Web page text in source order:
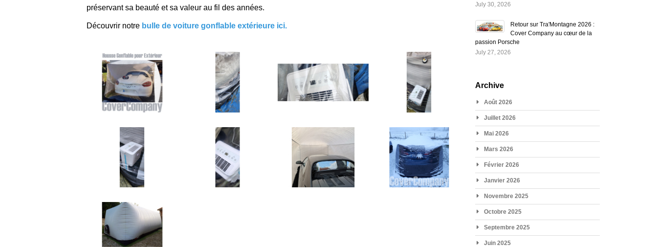
préservant sa beauté et sa valeur au fil des années.
Découvrir notre bulle de voiture gonflable extérieure ici.
July 30, 2026
Retour sur Tra'Montagne 2026 :
Cover Company au cœur de la
passion Porsche
July 27, 2026
Archive
Août 2026
Juillet 2026
Mai 2026
Mars 2026
Février 2026
Janvier 2026
Novembre 2025
Octobre 2025
Septembre 2025
Juin 2025